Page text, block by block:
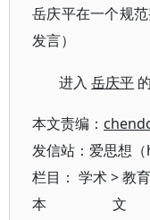
岳庆平在一个规
发言）
进入岳庆平
本文责编：
发信站：爱思想
栏目： 学术>教
本